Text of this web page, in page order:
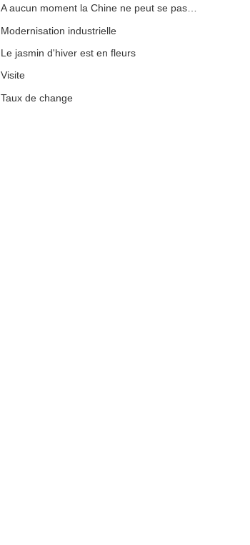
A aucun moment la Chine ne peut se passer de fabrication
Modernisation industrielle
Le jasmin d'hiver est en fleurs
Visite
Taux de change